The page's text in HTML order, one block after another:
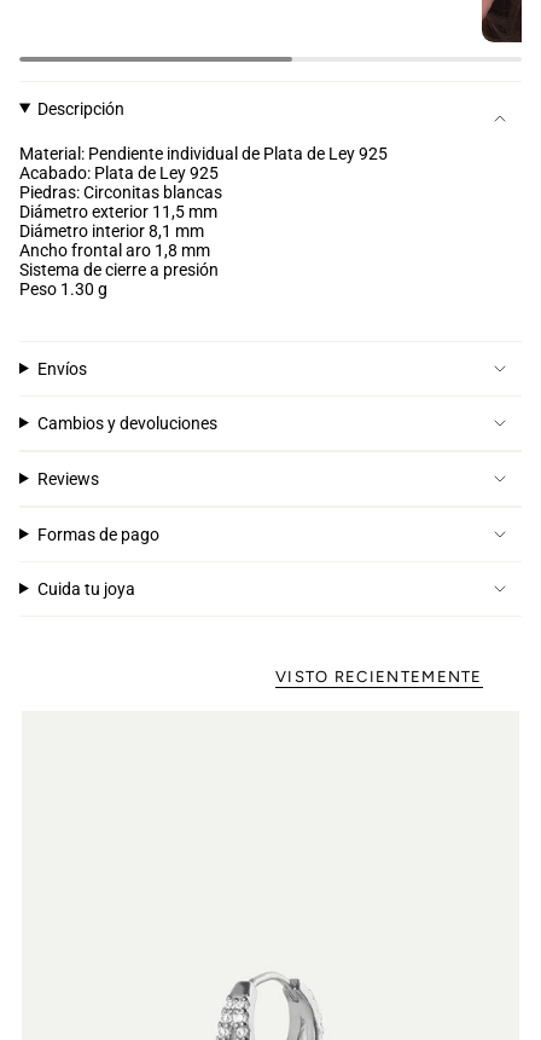
Descripción
Material: Pendiente individual de Plata de Ley 925
Acabado: Plata de Ley 925
Piedras: Circonitas blancas
Diámetro exterior 11,5 mm
Diámetro interior 8,1 mm
Ancho frontal aro 1,8 mm
Sistema de cierre a presión
Peso 1.30 g
Envíos
Cambios y devoluciones
Reviews
Formas de pago
Cuida tu joya
VISTO RECIENTEMENTE